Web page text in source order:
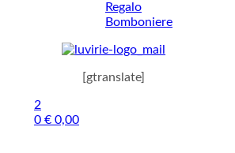
Regalo
Bomboniere
[gtranslate]
2
0 € 0,00